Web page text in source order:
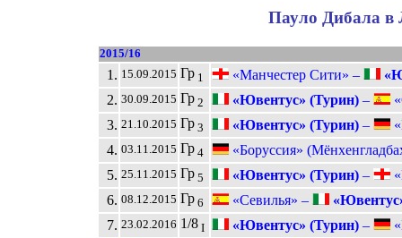
Пауло Дибала в
2015/16
1. 15.09.2015 Гр 1 «Манчестер Сити» –
2. 30.09.2015 Гр 2 «Ювентус» (Турин) –
3. 21.10.2015 Гр 3 «Ювентус» (Турин) –
4. 03.11.2015 Гр 4
«Боруссия»
5. 25.11.2015 Гр 5 «Ювентус» (Турин) –
6. 08.12.2015 Гр 6 «Севилья» –
7. 23.02.2016 1/8 I «Ювентус» (Турин) –